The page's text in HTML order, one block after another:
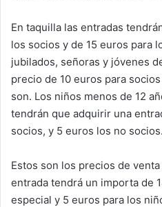
En taquilla las entradas
los socios y de 15 euros para
jubilados, señoras y jóvenes
precio de 10 euros para
son. Los niños menos de 12
tendrán que adquirir una
socios, y 5 euros los no socios.
Estos son los precios de
entrada tendrá un importa de
especial y 5 euros para los